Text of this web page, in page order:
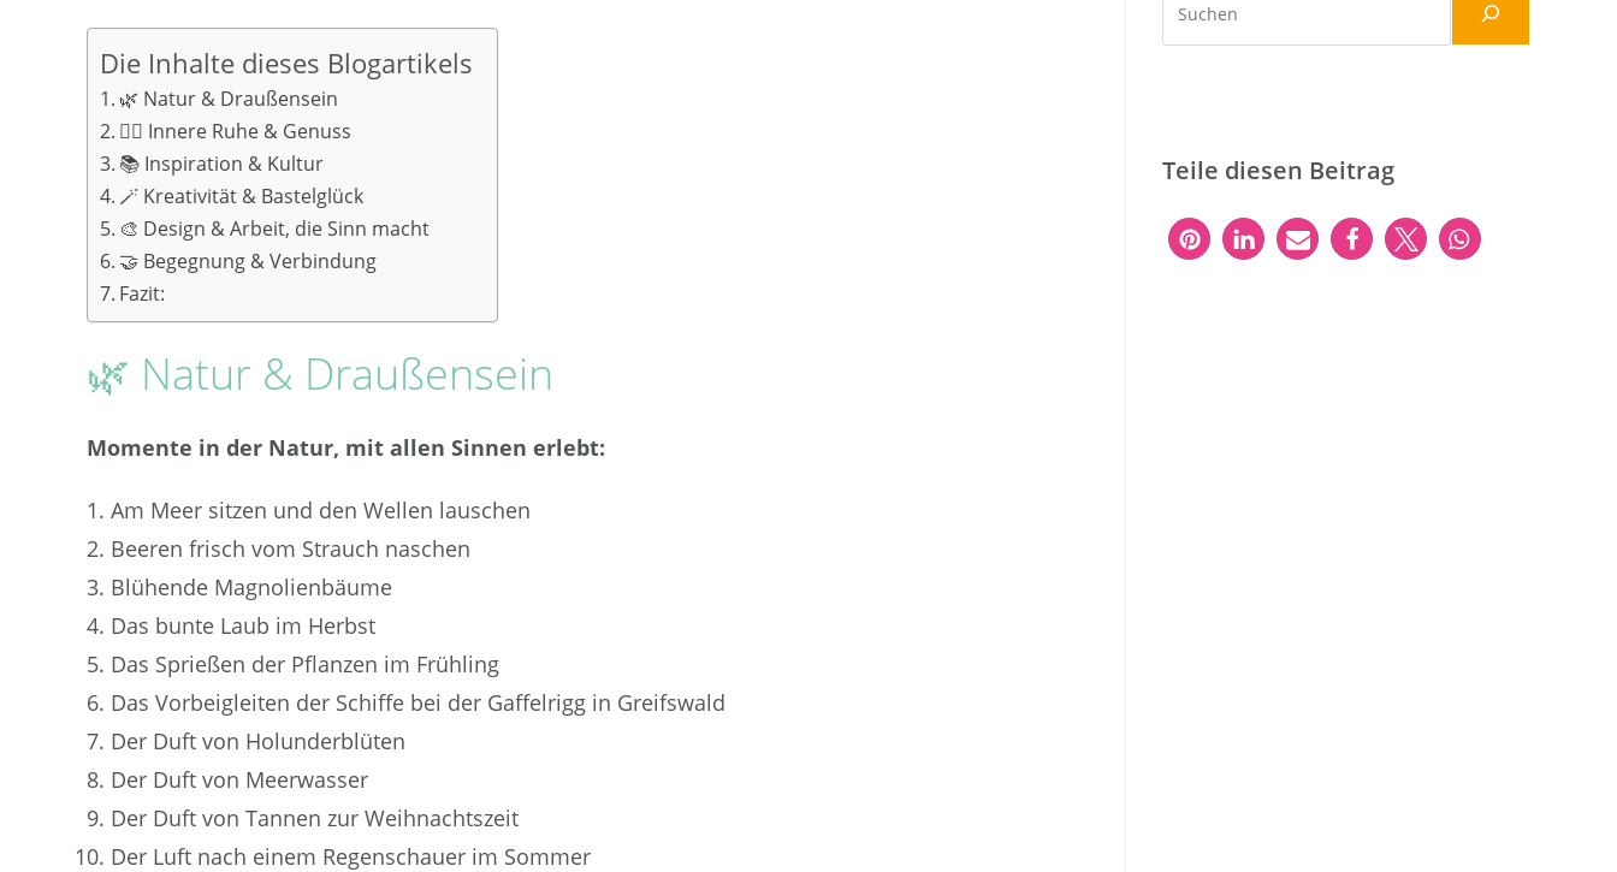
Die Inhalte dieses Blogartikels
🌿 Natur & Draußensein
🧘‍♀️ Innere Ruhe & Genuss
📚 Inspiration & Kultur
🪄 Kreativität & Bastelglück
🎨 Design & Arbeit, die Sinn macht
🤝 Begegnung & Verbindung
Fazit:
🌿 Natur & Draußensein
Momente in der Natur, mit allen Sinnen erlebt:
Am Meer sitzen und den Wellen lauschen
Beeren frisch vom Strauch naschen
Blühende Magnolienbäume
Das bunte Laub im Herbst
Das Sprießen der Pflanzen im Frühling
Das Vorbeigleiten der Schiffe bei der Gaffelrigg in Greifswald
Der Duft von Holunderblüten
Der Duft von Meerwasser
Der Duft von Tannen zur Weihnachtszeit
Der Luft nach einem Regenschauer im Sommer
Teile diesen Beitrag